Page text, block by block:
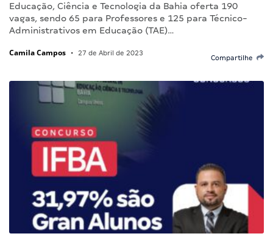
Educação, Ciência e Tecnologia da Bahia oferta 190
vagas, sendo 65 para Professores e 125 para Técnico-
Administrativos em Educação (TAE)…
Camila Campos • 27 de Abril de 2023
Compartilhe